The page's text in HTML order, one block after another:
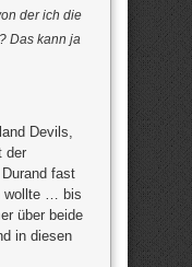
der ich die
Das kann ja
Devils,
der
fast
wollte … bis
über beide
in diesen